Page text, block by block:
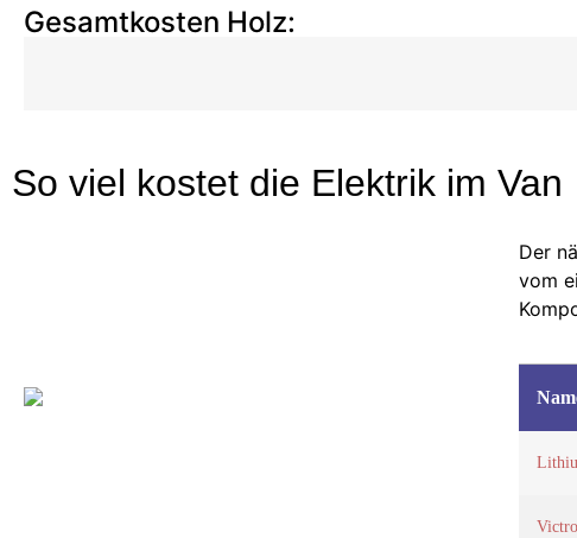
Gesamtkosten Holz:
So viel kostet die Elektrik im Van
Der
vom